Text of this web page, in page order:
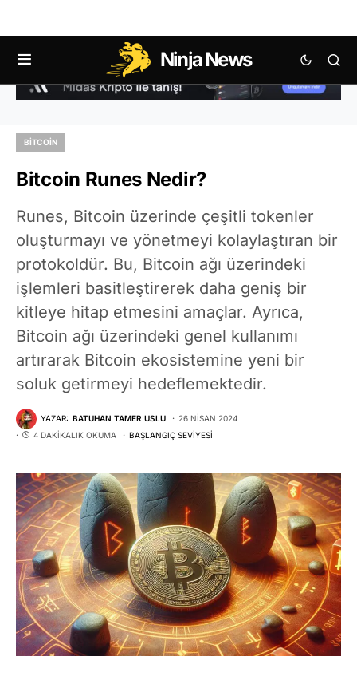
Ninja News
BITCOIN
Bitcoin Runes Nedir?
Runes, Bitcoin üzerinde çeşitli tokenler
oluşturmayı ve yönetmeyi kolaylaştıran bir
protokoldür. Bu, Bitcoin ağı üzerindeki
işlemleri basitleştirerek daha geniş bir
kitleye hitap etmesini amaçlar. Ayrıca,
Bitcoin ağı üzerindeki genel kullanımı
artırarak Bitcoin ekosistemine yeni bir
soluk getirmeyi hedeflemektedir.
YAZAR: BATUHAN TAMER USLU
26 NISAN 2024
4 DAKIKALIK OKUMA
BAŞLANGIÇ SEVIYESI